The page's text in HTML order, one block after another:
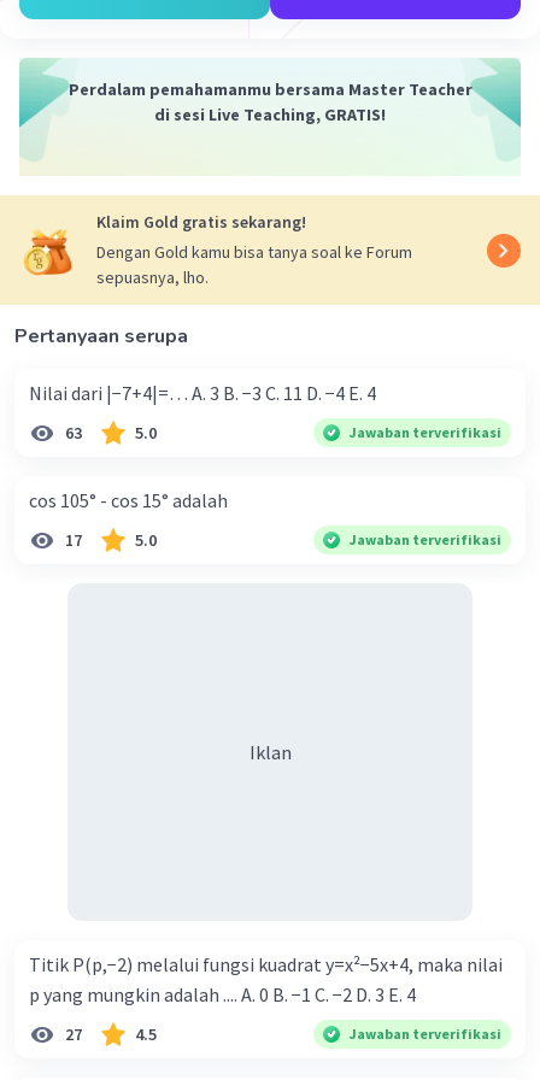
Perdalam pemahamanmu bersama Master Teacher
di sesi Live Teaching, GRATIS!
Klaim Gold gratis sekarang!
Dengan Gold kamu bisa tanya soal ke Forum
sepuasnya, lho.
Pertanyaan serupa
Nilai dari |−7+4|=… A. 3 B. −3 C. 11 D. −4 E. 4
63 5.0 Jawaban terverifikasi
cos 105° - cos 15° adalah
17 5.0 Jawaban terverifikasi
Iklan
Titik P(p,−2) melalui fungsi kuadrat y=x²−5x+4, maka nilai
p yang mungkin adalah .... A. 0 B. −1 C. −2 D. 3 E. 4
27 4.5 Jawaban terverifikasi